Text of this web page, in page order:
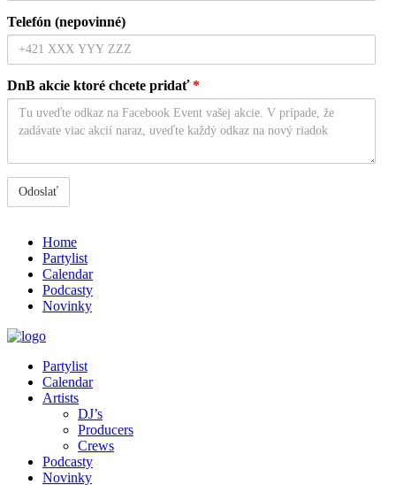
Telefón (nepovinné)
DnB akcie ktoré chcete pridať*
Home
Partylist
Calendar
Podcasty
Novinky
Partylist
Calendar
Artists
DJ’s
Producers
Crews
Podcasty
Novinky